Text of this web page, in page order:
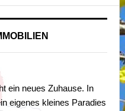
ein neues Zuhause. In
eigenes kleines Paradies